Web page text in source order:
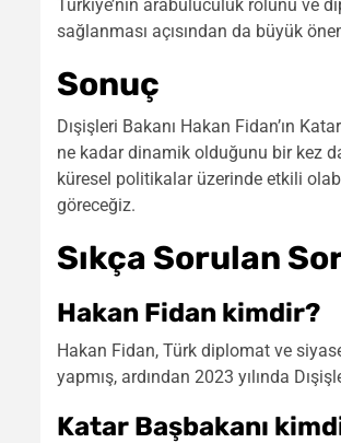
Türkiye’nin arabuluculuk rolünü ve
sağlanması açısından da büyük
Sonuç
Dışişleri Bakanı Hakan Fidan’ın
ne kadar dinamik olduğunu bir kez
küresel politikalar üzerinde etkili
göreceğiz.
Sıkça Sorulan
Hakan Fidan kimdir?
Hakan Fidan, Türk diplomat ve
yapmış, ardından 2023 yılında
Katar Başbakanı